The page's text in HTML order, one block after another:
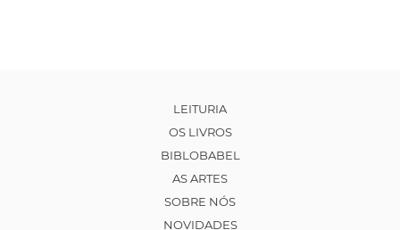
LEITURIA
OS LIVROS
BIBLOBABEL
AS ARTES
SOBRE NÓS
NOVIDADES